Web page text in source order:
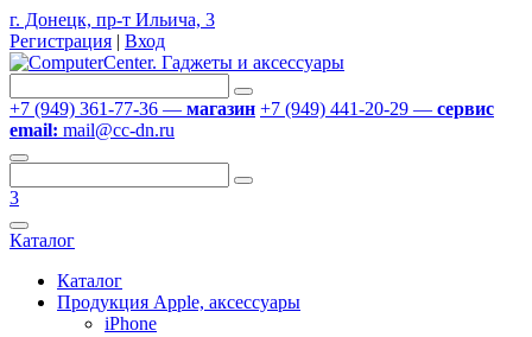
г. Донецк, пр-т Ильича, 3
Регистрация | Вход
+7 (949) 361-77-36 — магазин +7 (949) 441-20-29 — сервис
email: mail@cc-dn.ru
3
Каталог
Каталог
Продукция Apple, аксессуары
iPhone